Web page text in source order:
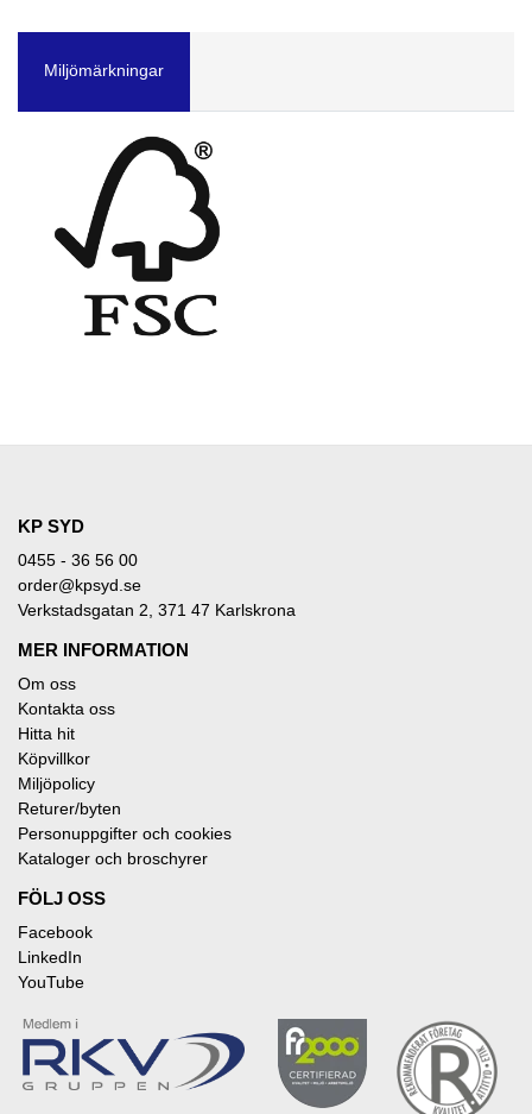
Miljömärkningar
KP SYD
0455 - 36 56 00
order@kpsyd.se
Verkstadsgatan 2, 371 47 Karlskrona
MER INFORMATION
Om oss
Kontakta oss
Hitta hit
Köpvillkor
Miljöpolicy
Returer/byten
Personuppgifter och cookies
Kataloger och broschyrer
FÖLJ OSS
Facebook
LinkedIn
YouTube